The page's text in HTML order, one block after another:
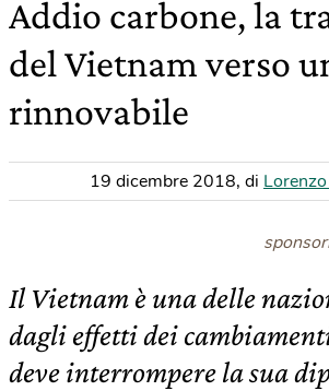
Addio carbone, la
del Vietnam verso
rinnovabile
19 dicembre 2018, di
Il Vietnam è una delle
dagli effetti dei
deve interrompere la sua